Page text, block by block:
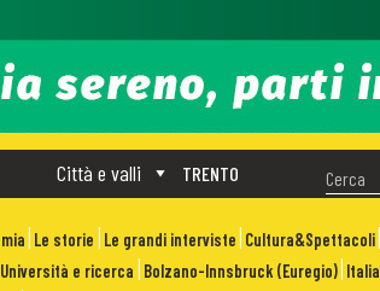
TRENTO
Città e valli
Le storie Le grandi interviste Cultura&Spettacoli
Università e ricerca Bolzano-Innsbruck (Euregio) Italia